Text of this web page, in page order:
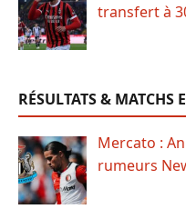
transfert à
RÉSULTATS & MATCHS
Mercato :
rumeurs